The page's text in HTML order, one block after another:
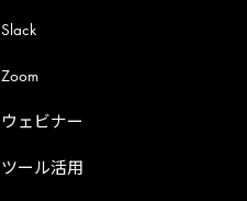
Slack
Zoom
ウェビナー
ツール活用